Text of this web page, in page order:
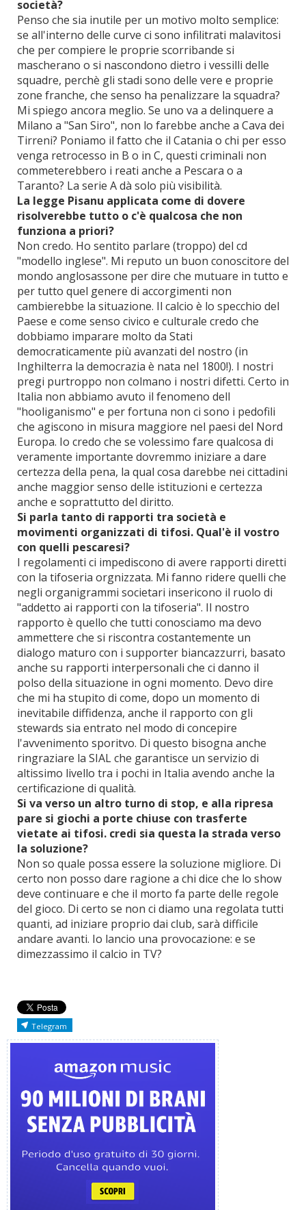
società?
Penso che sia inutile per un motivo molto semplice:
se all'interno delle curve ci sono infilitrati malavitosi
che per compiere le proprie scorribande si
mascherano o si nascondono dietro i vessilli delle
squadre, perchè gli stadi sono delle vere e proprie
zone franche, che senso ha penalizzare la squadra?
Mi spiego ancora meglio. Se uno va a delinquere a
Milano a "San Siro", non lo farebbe anche a Cava dei
Tirreni? Poniamo il fatto che il Catania o chi per esso
venga retrocesso in B o in C, questi criminali non
commeterebbero i reati anche a Pescara o a
Taranto? La serie A dà solo più visibilità.
La legge Pisanu applicata come di dovere
risolverebbe tutto o c'è qualcosa che non
funziona a priori?
Non credo. Ho sentito parlare (troppo) del cd
"modello inglese". Mi reputo un buon conoscitore del
mondo anglosassone per dire che mutuare in tutto e
per tutto quel genere di accorgimenti non
cambierebbe la situazione. Il calcio è lo specchio del
Paese e come senso civico e culturale credo che
dobbiamo imparare molto da Stati
democraticamente più avanzati del nostro (in
Inghilterra la democrazia è nata nel 1800!). I nostri
pregi purtroppo non colmano i nostri difetti. Certo in
Italia non abbiamo avuto il fenomeno dell
"hooliganismo" e per fortuna non ci sono i pedofili
che agiscono in misura maggiore nel paesi del Nord
Europa. Io credo che se volessimo fare qualcosa di
veramente importante dovremmo iniziare a dare
certezza della pena, la qual cosa darebbe nei cittadini
anche maggior senso delle istituzioni e certezza
anche e soprattutto del diritto.
Si parla tanto di rapporti tra società e
movimenti organizzati di tifosi. Qual'è il vostro
con quelli pescaresi?
I regolamenti ci impediscono di avere rapporti diretti
con la tifoseria orgnizzata. Mi fanno ridere quelli che
negli organigrammi societari insericono il ruolo di
"addetto ai rapporti con la tifoseria". Il nostro
rapporto è quello che tutti conosciamo ma devo
ammettere che si riscontra costantemente un
dialogo maturo con i supporter biancazzurri, basato
anche su rapporti interpersonali che ci danno il
polso della situazione in ogni momento. Devo dire
che mi ha stupito di come, dopo un momento di
inevitabile diffidenza, anche il rapporto con gli
stewards sia entrato nel modo di concepire
l'avvenimento sporitvo. Di questo bisogna anche
ringraziare la SIAL che garantisce un servizio di
altissimo livello tra i pochi in Italia avendo anche la
certificazione di qualità.
Si va verso un altro turno di stop, e alla ripresa
pare si giochi a porte chiuse con trasferte
vietate ai tifosi. credi sia questa la strada verso
la soluzione?
Non so quale possa essere la soluzione migliore. Di
certo non posso dare ragione a chi dice che lo show
deve continuare e che il morto fa parte delle regole
del gioco. Di certo se non ci diamo una regolata tutti
quanti, ad iniziare proprio dai club, sarà difficile
andare avanti. Io lancio una provocazione: e se
dimezzassimo il calcio in TV?
Telegram